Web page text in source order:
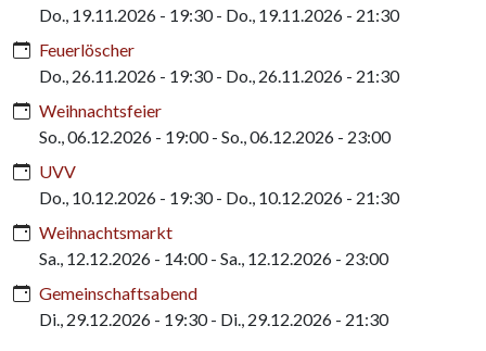
Do., 19.11.2026 - 19:30- Do., 19.11.2026 - 21:30
Feuerlöscher
Do., 26.11.2026 - 19:30- Do., 26.11.2026 - 21:30
Weihnachtsfeier
So., 06.12.2026 - 19:00- So., 06.12.2026 - 23:00
UVV
Do., 10.12.2026 - 19:30- Do., 10.12.2026 - 21:30
Weihnachtsmarkt
Sa., 12.12.2026 - 14:00- Sa., 12.12.2026 - 23:00
Gemeinschaftsabend
Di., 29.12.2026 - 19:30- Di., 29.12.2026 - 21:30